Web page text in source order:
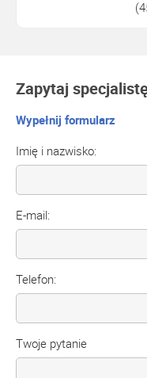
Zapytaj
Wypełnij formularz
Imię i nazwisko:
E-mail:
Telefon:
Twoje pytanie